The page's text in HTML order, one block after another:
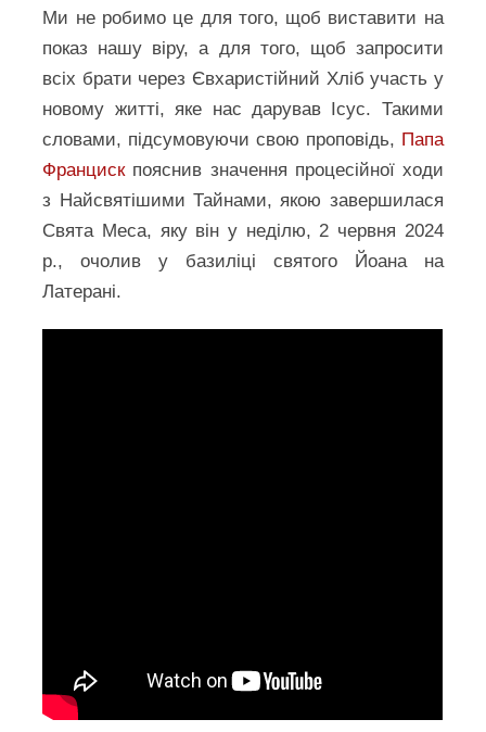
Ми не робимо це для того, щоб виставити на
показ нашу віру, а для того, щоб запросити
всіх брати через Євхаристійний Хліб участь у
новому житті, яке нас дарував Ісус. Такими
словами, підсумовуючи свою проповідь, Папа
Францискпояснив значення процесійної ходи
з Найсвятішими Тайнами, якою завершилася
Свята Меса, яку він у неділю, 2 червня 2024
р., очолив у базиліці святого Йоана на
Латерані.